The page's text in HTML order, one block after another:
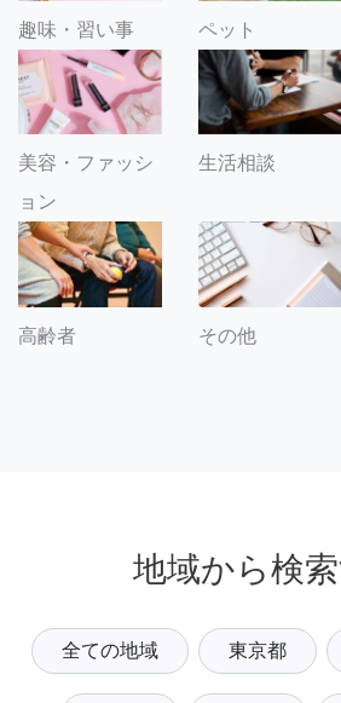
趣味・習い事 ペット
美容・ファッシ
ョン
生活相談
高齢者 その他
地域から検
全ての地域 東京都